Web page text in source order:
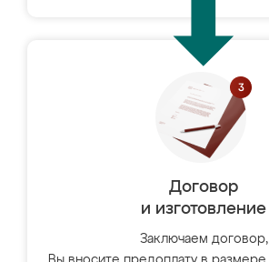
Договор
и изготовление
Заключаем договор,